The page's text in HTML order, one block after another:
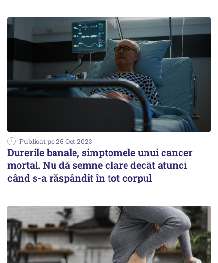
Publicat pe 26 Oct 2023
Durerile banale, simptomele unui cancer
mortal. Nu dă semne clare decât atunci
când s-a răspândit în tot corpul